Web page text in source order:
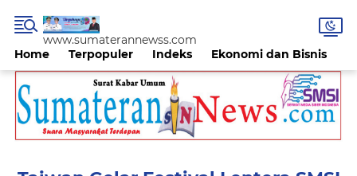
Home Terpopuler Indeks Ekonomi dan Bisnis
www.sumaterannewss.com